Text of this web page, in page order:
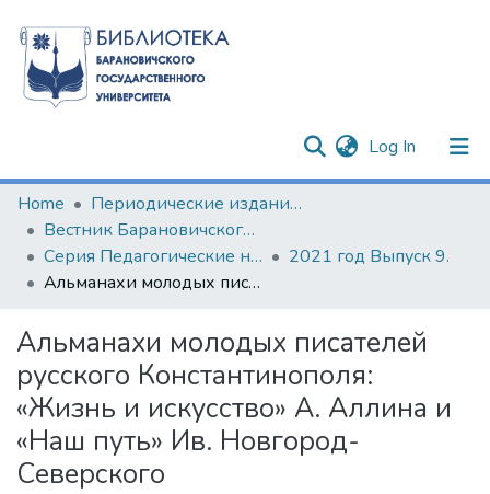
Log In (current)
Communities & Collections
All of DSpace
Statistics
Home
Периодические издания БарГУ
Вестник Барановичского государственного университета
Серия Педагогические науки. Психологические науки. Филологические науки (литературоведение)
2021 год Выпуск 9.
Альманахи молодых писателей русского Константинополя: «Жизнь и искусство» А. Аллина и «Наш путь» Ив. Новгород-Северского
Альманахи молодых писателей
русского Константинополя:
«Жизнь и искусство» А. Аллина и
«Наш путь» Ив. Новгород-
Северского